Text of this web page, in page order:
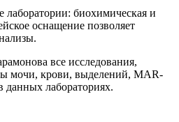
биохимическая и
оснащение позволяет
все исследования,
мочи, крови, выделений, MAR-
данных лабораториях.